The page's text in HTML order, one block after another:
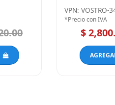
VPN: VOSTRO-3470-22
*Precio con IVA
$ 2,800.00
AGREGAR AL